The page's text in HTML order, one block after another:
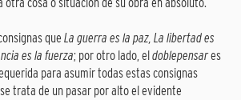
que La guerra es la paz, La libertad es
es la fuerza; por otro lado, el doblepensares
para asumir todas estas consignas
trata de un pasar por alto el evidente